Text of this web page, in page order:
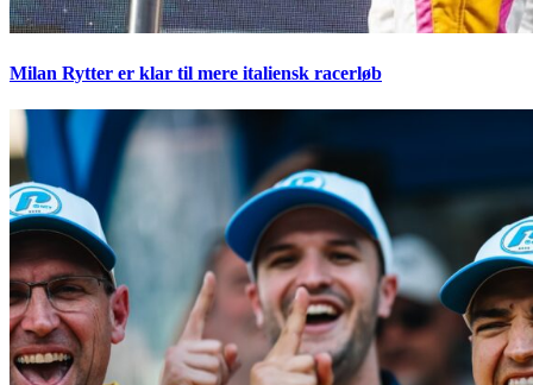
Milan Rytter er klar til mere italiensk racerløb